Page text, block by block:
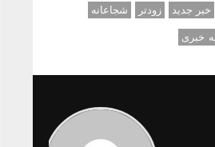
خبر جدید زودتر
شجاعانه
خبری